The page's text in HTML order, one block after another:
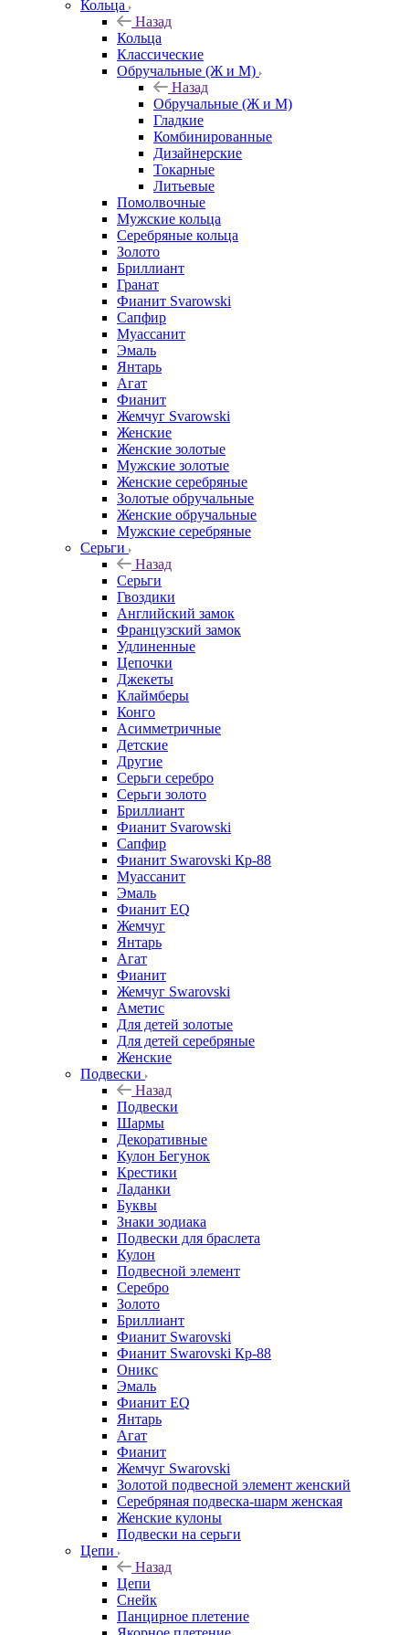
Кольца
Назад
Кольца
Классические
Обручальные (Ж и М)
Назад
Обручальные (Ж и М)
Гладкие
Комбинированные
Дизайнерские
Токарные
Литьевые
Помолвочные
Мужские кольца
Серебряные кольца
Золото
Бриллиант
Гранат
Фианит Svarowski
Сапфир
Муассанит
Эмаль
Янтарь
Агат
Фианит
Жемчуг Svarowski
Женские
Женские золотые
Мужские золотые
Женские серебряные
Золотые обручальные
Женские обручальные
Мужские серебряные
Серьги
Назад
Серьги
Гвоздики
Английский замок
Французский замок
Удлиненные
Цепочки
Джекеты
Клаймберы
Конго
Асимметричные
Детские
Другие
Серьги серебро
Серьги золото
Бриллиант
Фианит Svarowski
Сапфир
Фианит Swarovski Кр-88
Муассанит
Эмаль
Фианит EQ
Жемчуг
Янтарь
Агат
Фианит
Жемчуг Swarovski
Аметис
Для детей золотые
Для детей серебряные
Женские
Подвески
Назад
Подвески
Шармы
Декоративные
Кулон Бегунок
Крестики
Ладанки
Буквы
Знаки зодиака
Подвески для браслета
Кулон
Подвесной элемент
Серебро
Золото
Бриллиант
Фианит Swarovski
Фианит Swarovski Кр-88
Оникс
Эмаль
Фианит EQ
Янтарь
Агат
Фианит
Жемчуг Swarovski
Золотой подвесной элемент женcкий
Серебряная подвеска-шарм женская
Женские кулоны
Подвески на серьги
Цепи
Назад
Цепи
Снейк
Панцирное плетение